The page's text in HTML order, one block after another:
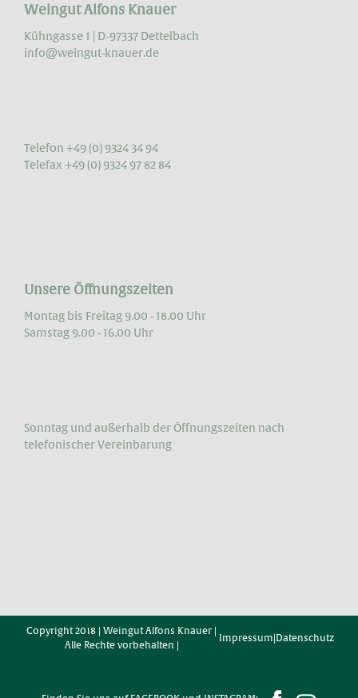
Weingut Alfons Knauer
Kühngasse 1 | D-97337 Dettelbach
info@weingut-knauer.de
Telefon +49 (0) 9324 34 94
Telefax +49 (0) 9324 97 82 84
Unsere Öffnungszeiten
Montag bis Freitag 9.00 - 18.00 Uhr
Samstag 9.00 - 16.00 Uhr
Sonntag und außerhalb der Öffnungs­zeiten nach
telefonischer Vereinbarung
Copyright 2018 | Weingut Alfons Knauer |
Alle Rechte vorbehalten |
Impressum|Datenschutz